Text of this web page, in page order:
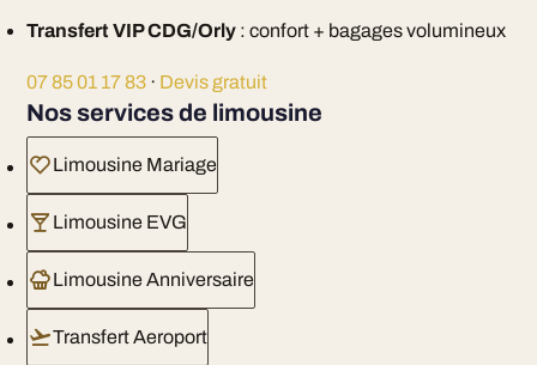
Transfert VIP CDG/Orly: confort + bagages volumineux
07 85 01 17 83· Devis gratuit
Nos services de limousine
Limousine Mariage
Limousine EVG
Limousine Anniversaire
Transfert Aeroport